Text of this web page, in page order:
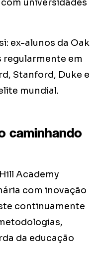
universidades
ex-alunos da Oak
regularmente em
Stanford, Duke e
mundial.
caminhando
Academy
com inovação
continuamente
da educação